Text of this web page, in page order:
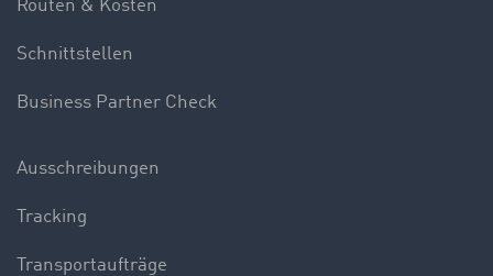
Routen & Kosten
Schnittstellen
Business Partner Check
Ausschreibungen
Tracking
Transportaufträge